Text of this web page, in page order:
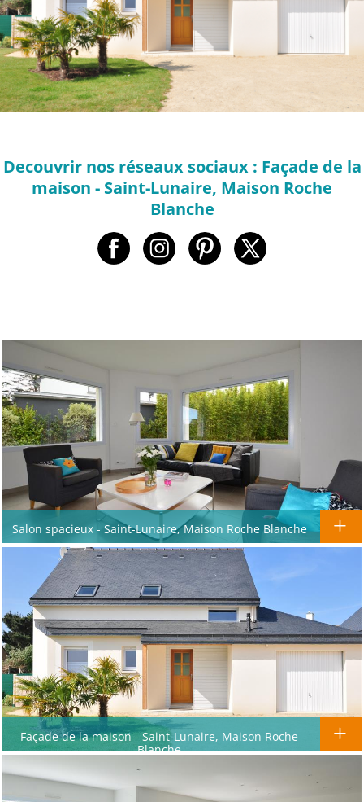
Decouvrir nos réseaux sociaux : Façade de la
maison - Saint-Lunaire, Maison Roche
Blanche
Salon spacieux - Saint-Lunaire, Maison Roche Blanche
Façade de la maison - Saint-Lunaire, Maison Roche
Blanche